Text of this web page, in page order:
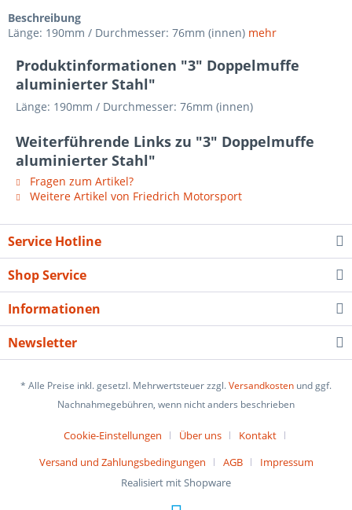
Beschreibung
Länge: 190mm / Durchmesser: 76mm (innen) mehr
Produktinformationen "3" Doppelmuffe
aluminierter Stahl"
Länge: 190mm / Durchmesser: 76mm (innen)
Weiterführende Links zu "3" Doppelmuffe
aluminierter Stahl"
Fragen zum Artikel?
Weitere Artikel von Friedrich Motorsport
Service Hotline
Shop Service
Informationen
Newsletter
* Alle Preise inkl. gesetzl. Mehrwertsteuer zzgl.Versandkosten und ggf.
Nachnahmegebühren, wenn nicht anders beschrieben
Cookie-Einstellungen Über uns
Kontakt
Versand und Zahlungsbedingungen
AGB
Impressum
Realisiert mit Shopware